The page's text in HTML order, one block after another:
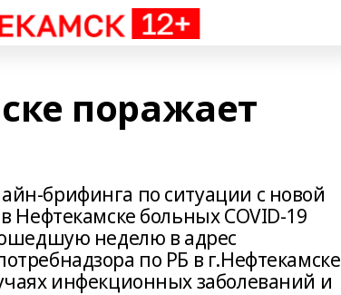
поражает
брифинга по ситуации с новой
Нефтекамске больных COVID-19
неделю в адрес
по РБ в г.Нефтекамске
инфекционных заболеваний и